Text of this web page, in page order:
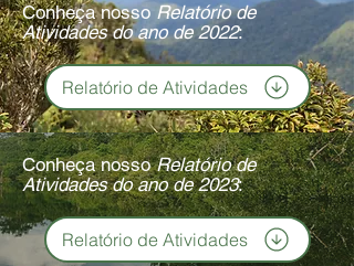
Conheça nosso Relatório de
Atividades do ano de 2022:
Relatório de Atividades
Conheça nossoRelatório de
Atividades do ano de 2023:
Relatório de Atividades